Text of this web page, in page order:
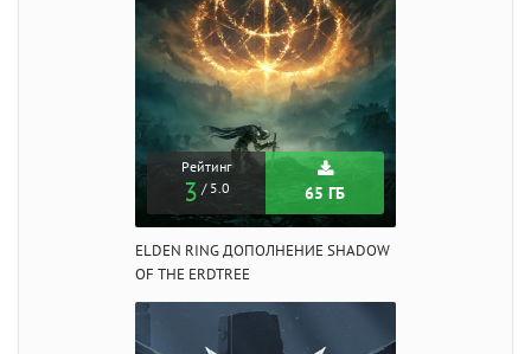
Рейтинг
3 / 5.0 65 ГБ
ELDEN RING ДОПОЛНЕНИЕ SHADOW
OF THE ERDTREE